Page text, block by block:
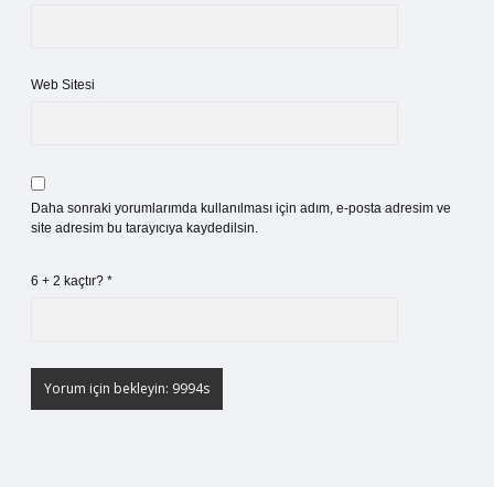
Web Sitesi
Daha sonraki yorumlarımda kullanılması için adım, e-posta adresim ve
site adresim bu tarayıcıya kaydedilsin.
6 + 2 kaçtır? *